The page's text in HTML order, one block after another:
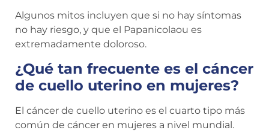
Algunos mitos incluyen que si no hay síntomas
no hay riesgo, y que el Papanicolaou es
extremadamente doloroso.
¿Qué tan frecuente es el cáncer
de cuello uterino en mujeres?
El cáncer de cuello uterino es el cuarto tipo más
común de cáncer en mujeres a nivel mundial.